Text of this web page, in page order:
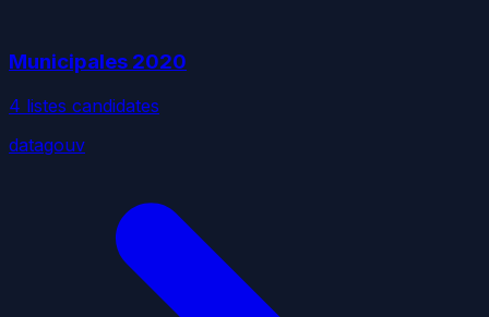
Municipales 2020
4 listes candidates
datagouv